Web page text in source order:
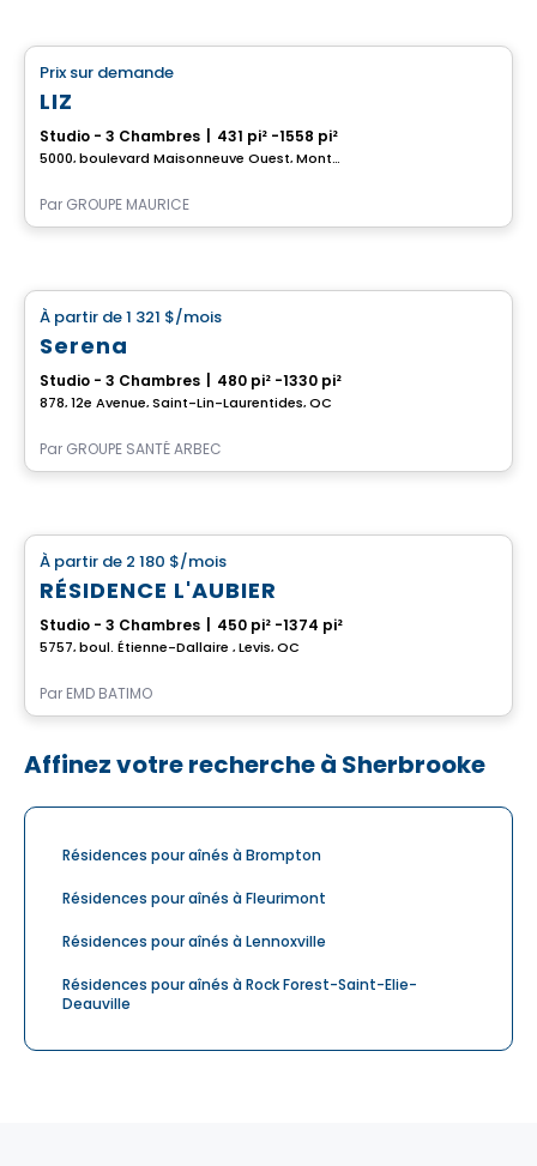
Complexe pour retraités
Prix sur demande
LIZ
Studio - 3 Chambres 431 pi² -1558 pi²
5000, boulevard Maisonneuve Ouest, Montreal, QC
Par GROUPE MAURICE
À partir de1 321 $/mois
Serena
Studio - 3 Chambres 480 pi² -1330 pi²
878, 12e Avenue, Saint-Lin-Laurentides, QC
Par GROUPE SANTÉ ARBEC
À partir de 2 180 $/mois
RÉSIDENCE L'AUBIER
Studio - 3 Chambres 450 pi² -1374 pi²
5757, boul. Étienne-Dallaire , Levis, QC
Par EMD BATIMO
Affinez votre recherche à Sherbrooke
Résidences pour aînés à Brompton
Résidences pour aînés à Fleurimont
Résidences pour aînés à Lennoxville
Résidences pour aînés à Rock Forest-Saint-Elie-
Deauville